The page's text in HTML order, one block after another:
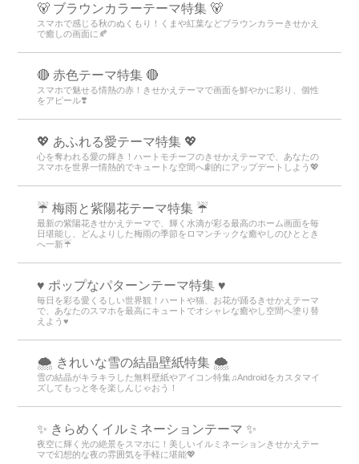
🐻 ブラウンカラーテーマ特集 🐻
スマホで感じる秋のぬくもり！くまや紅葉などブラウンカラーきせかえ
で癒しの画面に🍂
🔴 赤色テーマ特集 🔴
スマホで魅せる情熱の赤！きせかえテーマで画面を鮮やかに彩り、個性
をアピール❣️
💖 あふれる愛テーマ特集 💖
心を奪われる愛の輝き！ハートモチーフのきせかえテーマで、あなたの
スマホを世界一情熱的でキュートな空間へ劇的にアップデートしよう💖
☔ 梅雨と紫陽花テーマ特集 ☔
最新の紫陽花きせかえテーマで、輝く水滴が彩る最高のホーム画面を毎
日堪能し、どんよりした梅雨の季節をロマンチックな癒やしのひととき
へ一新☔
♥️ ポップなパターンテーマ特集 ♥️
毎日を彩る愛くるしい世界観！ハートや猫、お花が踊るきせかえテーマ
で、あなたのスマホを最高にキュートでオシャレな癒やし空間へ塗り替
えよう♥️
🌨 きれいな雪の結晶壁紙特集 🌨
雪の結晶がキラキラした無料壁紙やアイコン特集♫Androidをカスタマイ
ズしてもっと冬を楽しんじゃおう！
✨️ きらめくイルミネーションテーマ ✨️
夜空に輝く光の絶景をスマホに！美しいイルミネーションきせかえテー
マで幻想的な夜の雰囲気を手軽に堪能💖